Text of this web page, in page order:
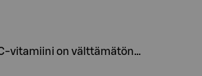
vitamiini on välttämätön…